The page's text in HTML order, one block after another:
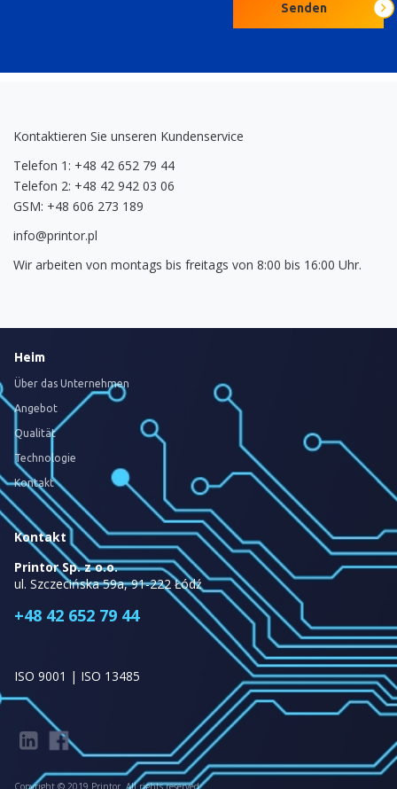
Senden
Kontaktieren Sie unseren Kundenservice
Telefon 1: +48 42 652 79 44
Telefon 2: +48 42 942 03 06
GSM: +48 606 273 189
info@printor.pl
Wir arbeiten von montags bis freitags von 8:00 bis 16:00 Uhr.
Heim
Über das Unternehmen
Angebot
Qualität
Technologie
Kontakt
Kontakt
Printor Sp. z o.o.
ul. Szczecińska 59a, 91-222 Łódź
+48 42 652 79 44
ISO 9001 | ISO 13485
Copyright © 2019 Printor. All rights reserved.